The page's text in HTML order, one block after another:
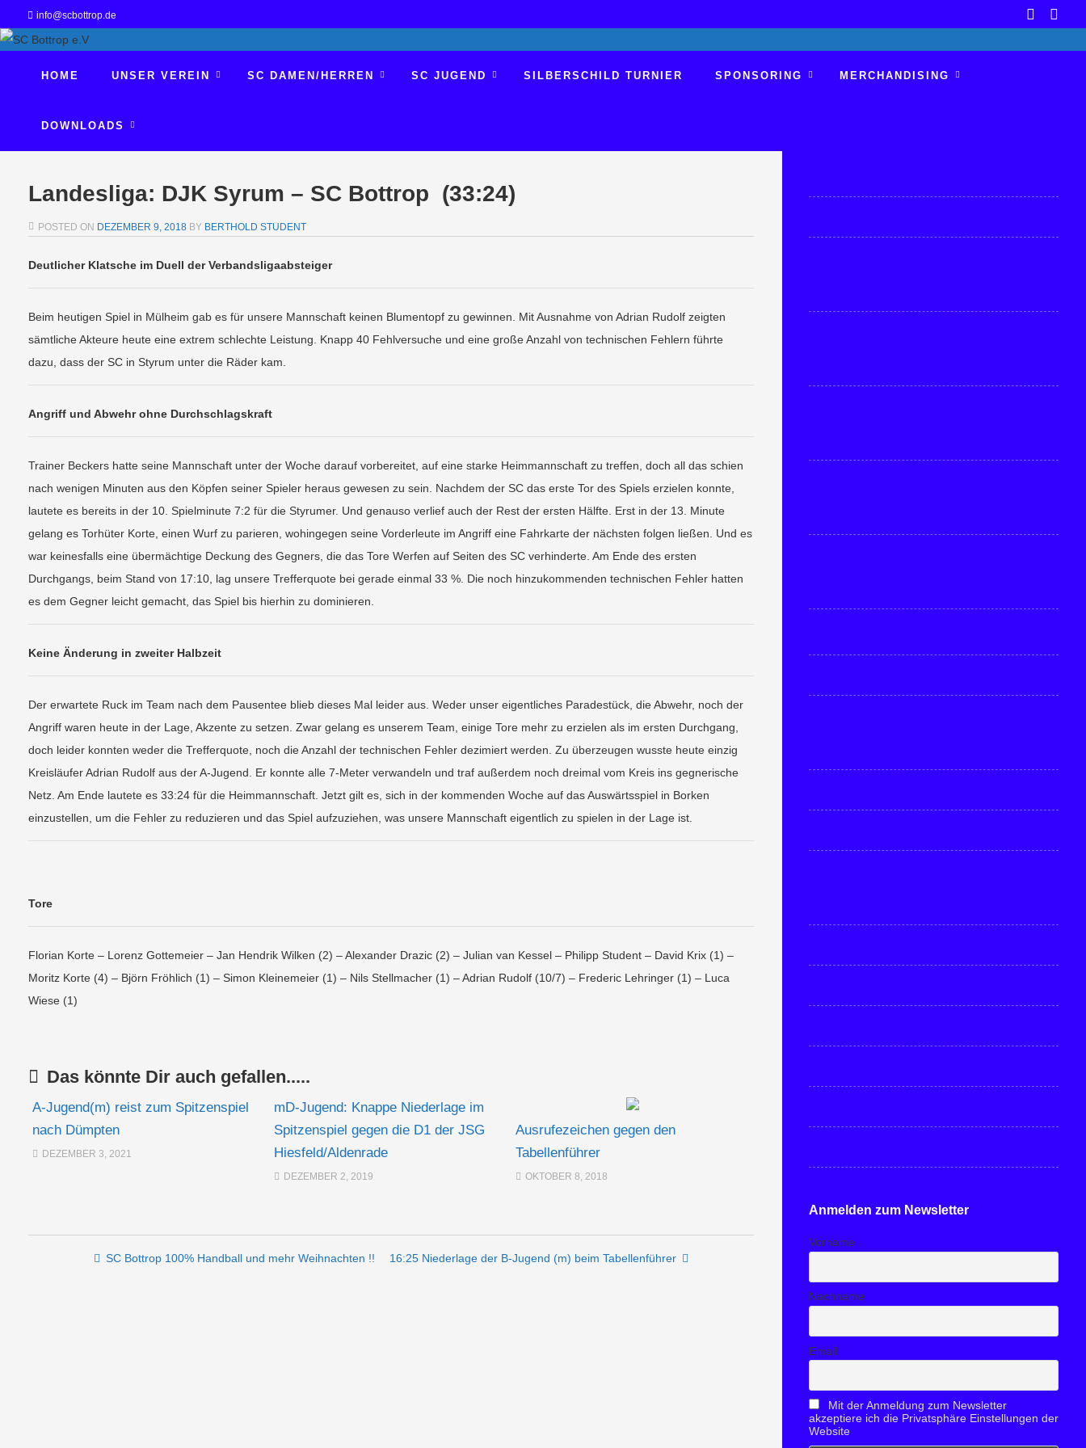
info@scbottrop.de
HOME UNSER VEREIN SC DAMEN/HERREN SC JUGEND SILBERSCHILD TURNIER SPONSORING MERCHANDISING
DOWNLOADS
Landesliga: DJK Syrum – SC Bottrop (33:24)
POSTED ON DEZEMBER 9, 2018 BY BERTHOLD STUDENT
Deutlicher Klatsche im Duell der Verbandsligaabsteiger
Beim heutigen Spiel in Mülheim gab es für unsere Mannschaft keinen Blumentopf zu gewinnen. Mit Ausnahme von Adrian Rudolf zeigten
sämtliche Akteure heute eine extrem schlechte Leistung. Knapp 40 Fehlversuche und eine große Anzahl von technischen Fehlern führte
dazu, dass der SC in Styrum unter die Räder kam.
Angriff und Abwehr ohne Durchschlagskraft
Trainer Beckers hatte seine Mannschaft unter der Woche darauf vorbereitet, auf eine starke Heimmannschaft zu treffen, doch all das schien
nach wenigen Minuten aus den Köpfen seiner Spieler heraus gewesen zu sein. Nachdem der SC das erste Tor des Spiels erzielen konnte,
lautete es bereits in der 10. Spielminute 7:2 für die Styrumer. Und genauso verlief auch der Rest der ersten Hälfte. Erst in der 13. Minute
gelang es Torhüter Korte, einen Wurf zu parieren, wohingegen seine Vorderleute im Angriff eine Fahrkarte der nächsten folgen ließen. Und es
war keinesfalls eine übermächtige Deckung des Gegners, die das Tore Werfen auf Seiten des SC verhinderte. Am Ende des ersten
Durchgangs, beim Stand von 17:10, lag unsere Trefferquote bei gerade einmal 33 %. Die noch hinzukommenden technischen Fehler hatten
es dem Gegner leicht gemacht, das Spiel bis hierhin zu dominieren.
Keine Änderung in zweiter Halbzeit
Der erwartete Ruck im Team nach dem Pausentee blieb dieses Mal leider aus. Weder unser eigentliches Paradestück, die Abwehr, noch der
Angriff waren heute in der Lage, Akzente zu setzen. Zwar gelang es unserem Team, einige Tore mehr zu erzielen als im ersten Durchgang,
doch leider konnten weder die Trefferquote, noch die Anzahl der technischen Fehler dezimiert werden. Zu überzeugen wusste heute einzig
Kreisläufer Adrian Rudolf aus der A-Jugend. Er konnte alle 7-Meter verwandeln und traf außerdem noch dreimal vom Kreis ins gegnerische
Netz. Am Ende lautete es 33:24 für die Heimmannschaft. Jetzt gilt es, sich in der kommenden Woche auf das Auswärtsspiel in Borken
einzustellen, um die Fehler zu reduzieren und das Spiel aufzuziehen, was unsere Mannschaft eigentlich zu spielen in der Lage ist.
Tore
Florian Korte – Lorenz Gottemeier – Jan Hendrik Wilken (2) – Alexander Drazic (2) – Julian van Kessel – Philipp Student – David Krix (1) –
Moritz Korte (4) – Björn Fröhlich (1) – Simon Kleinemeier (1) – Nils Stellmacher (1) – Adrian Rudolf (10/7) – Frederic Lehringer (1) – Luca
Wiese (1)
Das könnte Dir auch gefallen.....
A-Jugend(m) reist zum Spitzenspiel
nach Dümpten
DEZEMBER 3, 2021
mD-Jugend: Knappe Niederlage im
Spitzenspiel gegen die D1 der JSG
Hiesfeld/Aldenrade
DEZEMBER 2, 2019
Ausrufezeichen gegen den
Tabellenführer
OKTOBER 8, 2018
Post navigation
SC Bottrop 100% Handball und mehr Weihnachten !! 16:25 Niederlage der B-Jugend (m) beim Tabellenführer
Anmelden zum Newsletter
Vorname
Nachname
Email
Mit der Anmeldung zum Newsletter
akzeptiere ich die Privatsphäre Einstellungen der
Website